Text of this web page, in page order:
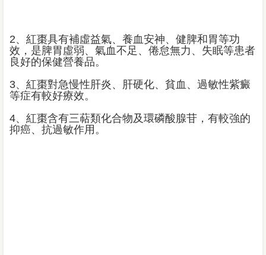
2、紅棗具有補虛益氣、養血安神、健脾和胃等功
效，是脾胃虛弱、氣血不足、倦怠無力、失眠等患者
良好的保健營養品。
3、紅棗對急慢性肝炎、肝硬化、貧血、過敏性紫癜
等症有較好療效。
4、紅棗含有三萜類化合物及環磷酸腺苷，有較強的
抑癌、抗過敏作用。